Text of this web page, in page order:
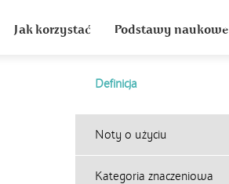
Jak korzystać Podstawy naukowe
Definicja
Noty o użyciu
Kategoria znaczeniowa